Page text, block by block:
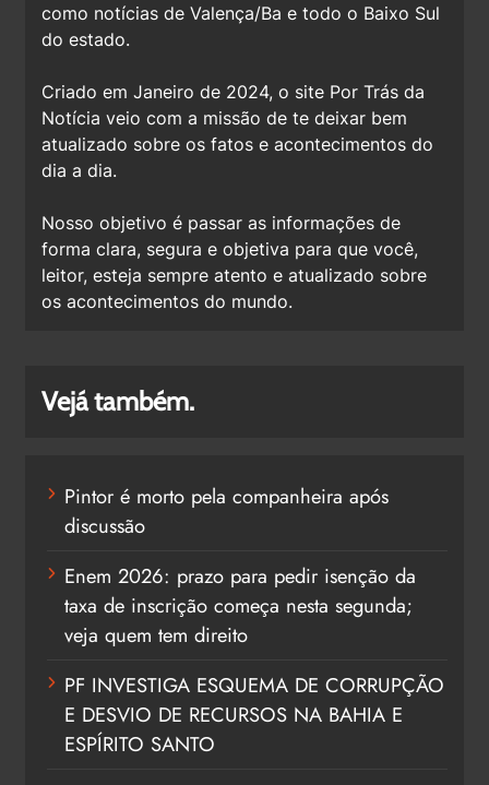
como notícias de Valença/Ba e todo o Baixo Sul
do estado.
Criado em Janeiro de 2024, o site Por Trás da
Notícia veio com a missão de te deixar bem
atualizado sobre os fatos e acontecimentos do
dia a dia.
Nosso objetivo é passar as informações de
forma clara, segura e objetiva para que você,
leitor, esteja sempre atento e atualizado sobre
os acontecimentos do mundo.
Vejá também.
Pintor é morto pela companheira após
discussão
Enem 2026: prazo para pedir isenção da
taxa de inscrição começa nesta segunda;
veja quem tem direito
PF INVESTIGA ESQUEMA DE CORRUPÇÃO
E DESVIO DE RECURSOS NA BAHIA E
ESPÍRITO SANTO